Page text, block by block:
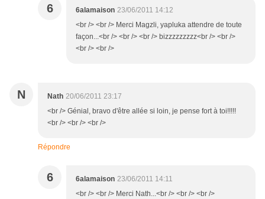
6 6alamaison 23/06/2011 14:12
<br /> <br /> Merci Magzli, yapluka attendre de toute
façon...<br /> <br /> <br /> bizzzzzzzzz<br /> <br />
<br /> <br />
N Nath 20/06/2011 23:17
<br /> Génial, bravo d'être allée si loin, je pense fort à toi!!!!!
<br /> <br /> <br />
Répondre
6 6alamaison 23/06/2011 14:11
<br /> <br /> Merci Nath...<br /> <br /> <br />